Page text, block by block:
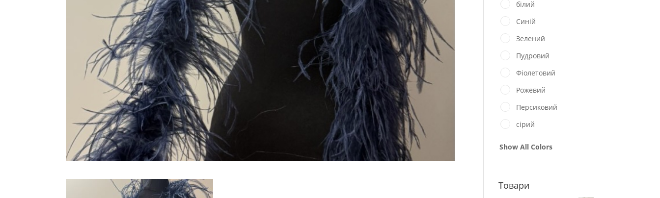
білий
Синій
Зелений
Пудровий
Фіолетовий
Рожевий
Персиковий
сірий
Show All Colors
Товари